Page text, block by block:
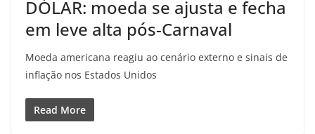
DÓLAR: moeda se ajusta e fecha
em leve alta pós-Carnaval
Moeda americana reagiu ao cenário externo e sinais de
inflação nos Estados Unidos
Read More